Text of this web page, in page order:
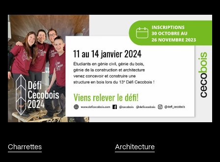
Charrettes Architecture